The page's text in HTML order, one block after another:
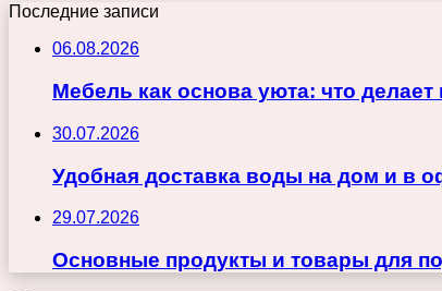
Последние записи
06.08.2026
Мебель как основа уюта: что
30.07.2026
Удобная доставка воды на дом и в
29.07.2026
Основные продукты и товары для